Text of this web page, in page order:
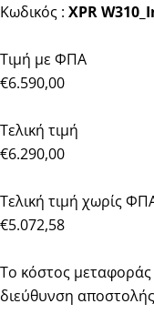
Κωδικός : XPR
Τιμή με ΦΠΑ
€6.590,00
Τελική τιμή
€6.290,00
Τελική τιμή χωρίς
€5.072,58
Το κόστος μεταφοράς
διεύθυνση